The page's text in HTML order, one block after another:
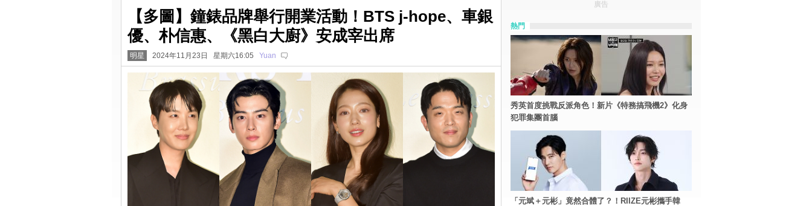
【多圖】鐘錶品牌舉行開業活動！BTS j-hope、車銀
優、朴信惠、《黑白大廚》安成宰出席
明星 2024年11月23日 星期六16:05 Yuan
廣告
熱門
秀英首度挑戰反派角色！新片《特務搞飛機2》化身
犯罪集團首腦
「元斌＋元彬」竟然合體了？！RIIZE元彬攜手韓